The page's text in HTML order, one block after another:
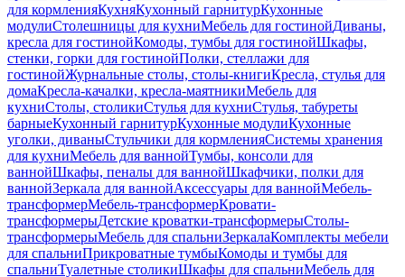
для кормленияКухняКухонный гарнитурКухонные
модулиСтолешницы для кухниМебель для гостинойДиваны,
кресла для гостинойКомоды, тумбы для гостинойШкафы,
стенки, горки для гостинойПолки, стеллажи для
гостинойЖурнальные столы, столы-книгиКресла, стулья для
домаКресла-качалки, кресла-маятникиМебель для
кухниСтолы, столикиСтулья для кухниСтулья, табуреты
барныеКухонный гарнитурКухонные модулиКухонные
уголки, диваныСтульчики для кормленияСистемы хранения
для кухниМебель для ваннойТумбы, консоли для
ваннойШкафы, пеналы для ваннойШкафчики, полки для
ваннойЗеркала для ваннойАксессуары для ваннойМебель-
трансформерМебель-трансформерКровати-
трансформерыДетские кроватки-трансформерыСтолы-
трансформерыМебель для спальниЗеркалаКомплекты мебели
для спальниПрикроватные тумбыКомоды и тумбы для
спальниТуалетные столикиШкафы для спальниМебель для